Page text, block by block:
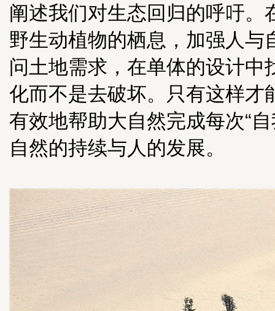
阐述我们对生态回归的呼吁
野生动植物的栖息，加强人
问土地需求，在单体的设计
化而不是去破坏。只有这样才
有效地帮助大自然完成每次“
自然的持续与人的发展。